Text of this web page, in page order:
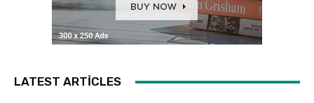
LATEST ARTICLES